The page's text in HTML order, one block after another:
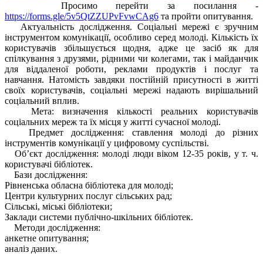
Просимо перейти за посилання -
https://forms.gle/5v5QtZZUPvFvwCAg6 та пройти опитування.
Актуальність дослідження. Соціальні мережі є зручним
інструментом комунікації, особливо серед молоді. Кількість їх
користувачів збільшується щодня, адже це засіб як для
спілкування з друзями, рідними чи колегами, так і майданчик
для віддаленої роботи, реклами продуктів і послуг та
навчання. Натомість завдяки постійній присутності в житті
своїх користувачів, соціальні мережі надають вирішальний
соціальний вплив.
Мета: визначення кількості реальних користувачів
соціальних мереж та їх місця у житті сучасної молоді.
Предмет дослідження: ставлення молоді до різних
інструментів комунікації у цифровому суспільстві.
Об’єкт дослідження: молоді люди віком 12-35 років, у т. ч.
користувачі бібліотек.
Бази дослідження:
Рівненська обласна бібліотека для молоді;
Центри культурних послуг сільських рад;
Сільські, міські бібліотеки;
Заклади системи публічно-шкільних бібліотек.
Методи дослідження:
анкетне опитування;
аналіз даних.